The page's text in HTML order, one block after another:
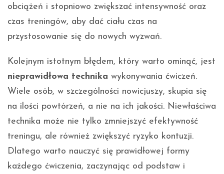
obciążeń i stopniowo zwiększać intensywność oraz
czas treningów, aby dać ciału czas na
przystosowanie się do nowych wyzwań.
Kolejnym istotnym błędem, który warto ominąć, jest
nieprawidłowa technika wykonywania ćwiczeń.
Wiele osób, w szczególności nowicjuszy, skupia się
na ilości powtórzeń, a nie na ich jakości. Niewłaściwa
technika może nie tylko zmniejszyć efektywność
treningu, ale również zwiększyć ryzyko kontuzji.
Dlatego warto nauczyć się prawidłowej formy
każdego ćwiczenia, zaczynając od podstaw i